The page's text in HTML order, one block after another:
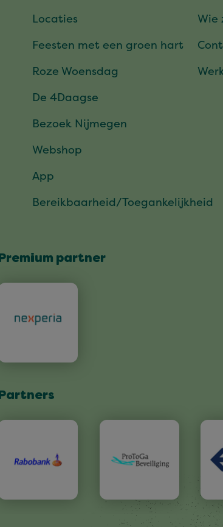
Locaties
Feesten met een groen hart
Roze Woensdag
De 4Daagse
Bezoek Nijmegen
Webshop
App
Bereikbaarheid/Toegankelijkheid
Wie
Premium partner
Partners